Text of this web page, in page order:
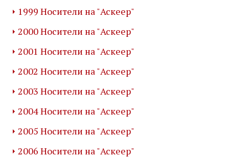
1999 Носители на "Аскеер"
2000 Носители на "Аскеер"
2001 Носители на "Аскеер"
2002 Носители на "Аскеер"
2003 Носители на "Аскеер"
2004 Носители на "Аскеер"
2005 Носители на "Аскеер"
2006 Носители на "Аскеер"